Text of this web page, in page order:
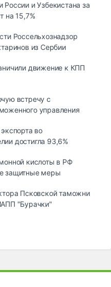
и Узбекистана за
на 15,7%
Россельхознадзор
из Сербии
движение к КПП
встречу с
управления
во
достигла 93,6%
кислоты в РФ
защитные меры
Псковской таможни
"Бурачки"